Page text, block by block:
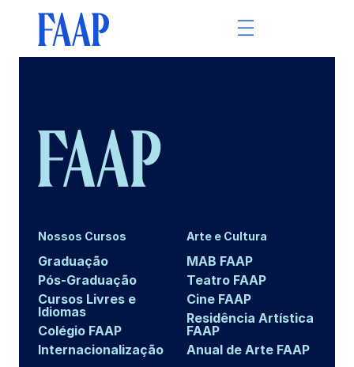
Nossos Cursos
Graduação
Pós-Graduação
Cursos Livres e
Idiomas
Colégio FAAP
Internacionalização
Arte e Cultura
MAB FAAP
Teatro FAAP
Cine FAAP
Residência Artística
FAAP
Anual de Arte FAAP